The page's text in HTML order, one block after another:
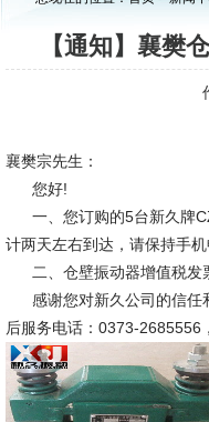
【通知】襄樊
襄樊宗先生：
您好!
一、您订购的5台新久牌
计两天左右到达，请保持手
二、仓壁振动器增值税发
感谢您对新久公司的信任
后服务电话：0373-2685556